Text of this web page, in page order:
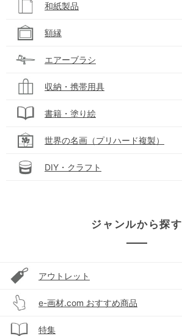
和紙製品
額縁
エアーブラシ
収納・携帯用具
書籍・塗り絵
世界の名画（プリハード複製）
DIY・クラフト
ジャンルから探す
アウトレット
e-画材.com おすすめ商品
特集